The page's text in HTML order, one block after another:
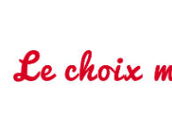
contenu